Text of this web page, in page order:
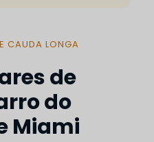
CAUDA LONGA
de
do
Miami